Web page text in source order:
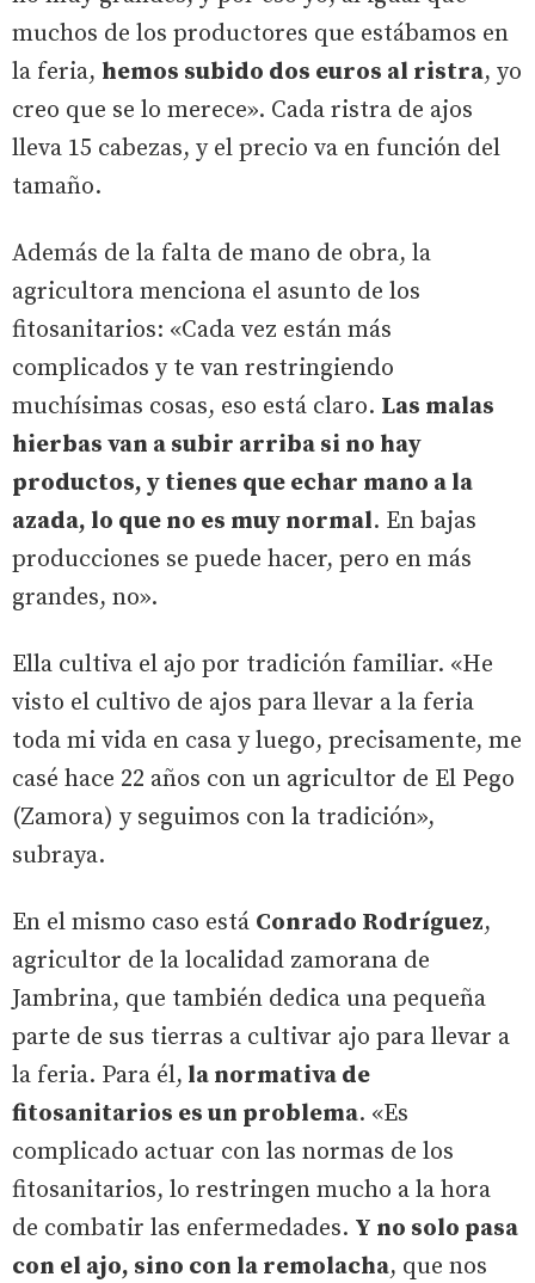
muchos de los productores que estábamos en
la feria, hemos subido dos euros al ristra, yo
creo que se lo merece». Cada ristra de ajos
lleva 15 cabezas, y el precio va en función del
tamaño.
Además de la falta de mano de obra, la
agricultora menciona el asunto de los
fitosanitarios: «Cada vez están más
complicados y te van restringiendo
muchísimas cosas, eso está claro. Las malas
hierbas van a subir arriba si no hay
productos, y tienes que echar mano a la
azada, lo que no es muy normal. En bajas
producciones se puede hacer, pero en más
grandes, no».
Ella cultiva el ajo por tradición familiar. «He
visto el cultivo de ajos para llevar a la feria
toda mi vida en casa y luego, precisamente, me
casé hace 22 años con un agricultor de El Pego
(Zamora) y seguimos con la tradición»,
subraya.
En el mismo caso está Conrado Rodríguez,
agricultor de la localidad zamorana de
Jambrina, que también dedica una pequeña
parte de sus tierras a cultivar ajo para llevar a
la feria. Para él, la normativa de
fitosanitarios es un problema. «Es
complicado actuar con las normas de los
fitosanitarios, lo restringen mucho a la hora
de combatir las enfermedades. Y no solo pasa
con el ajo, sino con la remolacha, que nos